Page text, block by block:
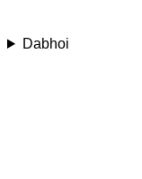
Dabhoi